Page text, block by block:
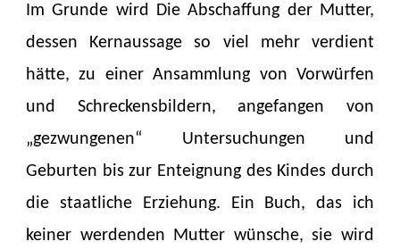
Im Grunde wird Die Abschaffung der Mutter,
dessen Kernaussage so viel mehr verdient
hätte, zu einer Ansammlung von Vorwürfen
und Schreckensbildern, angefangen von
„gezwungenen“ Untersuchungen und
Geburten bis zur Enteignung des Kindes durch
die staatliche Erziehung. Ein Buch, das ich
keiner werdenden Mutter wünsche, sie wird